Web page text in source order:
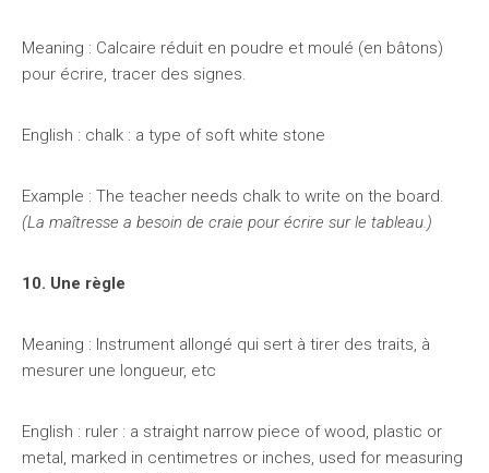
Meaning : Calcaire réduit en poudre et moulé (en bâtons)
pour écrire, tracer des signes.
English : chalk : a type of soft white stone
Example : The teacher needs chalk to write on the board.
(La maîtresse a besoin de craie pour écrire sur le tableau.)
10. Une règle
Meaning : Instrument allongé qui sert à tirer des traits, à
mesurer une longueur, etc
English : ruler : a straight narrow piece of wood, plastic or
metal, marked in centimetres or inches, used for measuring